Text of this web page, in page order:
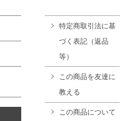
特定商取引法に基
づく表記（返品
等）
この商品を友達に
教える
この商品について